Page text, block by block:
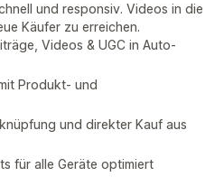
und responsiv. Videos in die
Käufer zu erreichen.
Videos & UGC in Auto-
Produkt- und
und direkter Kauf aus
für alle Geräte optimiert